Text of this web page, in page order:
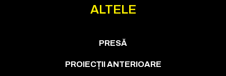
ALTELE
PRESĂ
PROIECȚII ANTERIOARE